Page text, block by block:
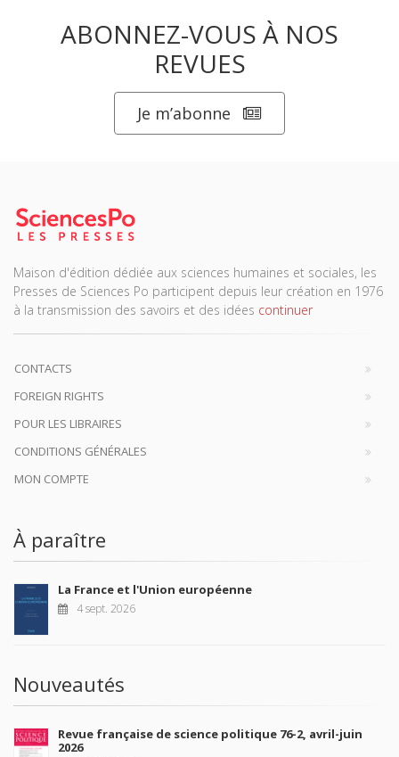
ABONNEZ-VOUS À NOS
REVUES
Je m’abonne
Maison d'édition dédiée aux sciences humaines et sociales, les
Presses de Sciences Po participent depuis leur création en 1976
à la transmission des savoirs et des idées continuer
CONTACTS
FOREIGN RIGHTS
POUR LES LIBRAIRES
CONDITIONS GÉNÉRALES
MON COMPTE
À paraître
La France et l'Union européenne
4 sept. 2026
Nouveautés
Revue française de science politique 76-2, avril-juin
2026